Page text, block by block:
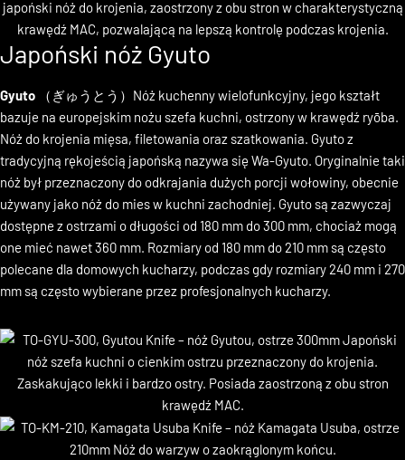
Japoński nóż Gyuto
Gyuto（ぎゅうとう）Nóż kuchenny wielofunkcyjny, jego kształt
bazuje na europejskim nożu szefa kuchni, ostrzony w krawędź ryōba.
Nóż do krojenia mięsa, filetowania oraz szatkowania. Gyuto z
tradycyjną rękojeścią japońską nazywa się Wa-Gyuto. Oryginalnie taki
nóż był przeznaczony do odkrajania dużych porcji wołowiny, obecnie
używany jako nóż do mies w kuchni zachodniej. Gyuto są zazwyczaj
dostępne z ostrzami o długości od 180 mm do 300 mm, chociaż mogą
one mieć nawet 360 mm. Rozmiary od 180 mm do 210 mm są często
polecane dla domowych kucharzy, podczas gdy rozmiary 240 mm i 270